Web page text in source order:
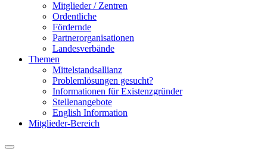
Mitglieder / Zentren
Ordentliche
Fördernde
Partnerorganisationen
Landesverbände
Themen
Mittelstandsallianz
Problemlösungen gesucht?
Informationen für Existenzgründer
Stellenangebote
English Information
Mitglieder-Bereich